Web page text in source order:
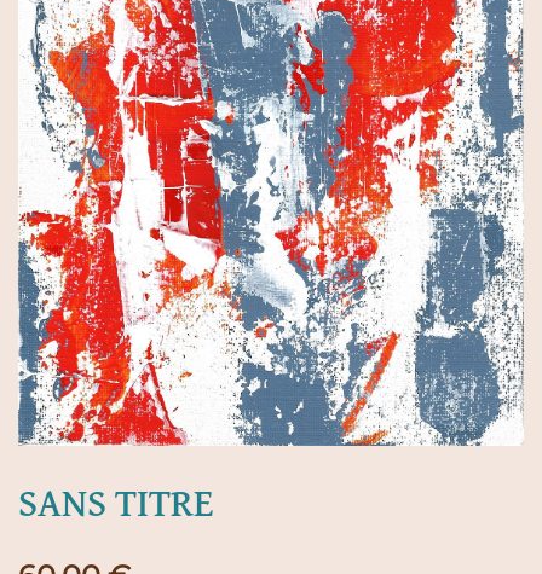
SANS TITRE